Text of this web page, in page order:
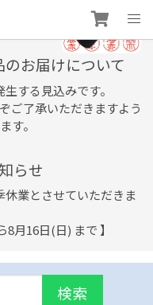
お届けについて
する見込みです。
ご了承いただきますよう
す。
らせ
業とさせていただきま
8月16日(日) まで 】
検索